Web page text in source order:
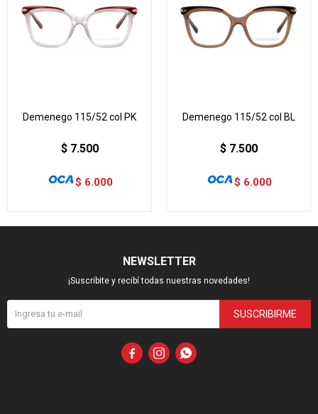
Demenego 115/52 col PK
$ 7.500
$ 6.000
Demenego 115/52 col BL
$ 7.500
$ 6.000
NEWSLETTER
¡Suscribite y recibí todas nuestras novedades!
SUSCRIBIRME
  